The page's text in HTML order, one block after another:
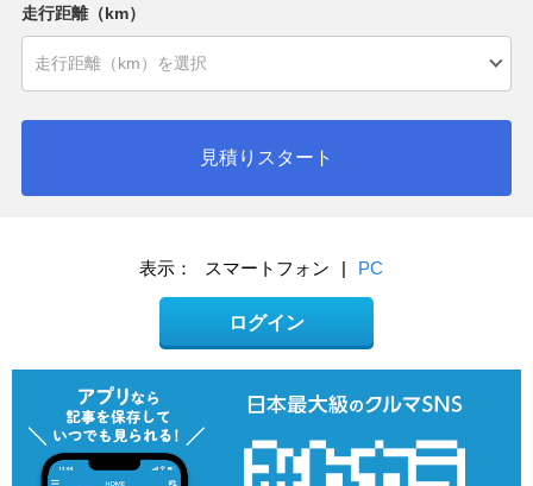
走行距離（km）
見積りスタート
表示： スマートフォン | PC
ログイン